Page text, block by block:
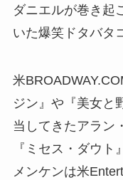
ダニエルが巻き起
いた爆笑ドタバタ
米
ジン』や『美女と
当してきたアラン
『ミセス・ダウト
メンケンは米